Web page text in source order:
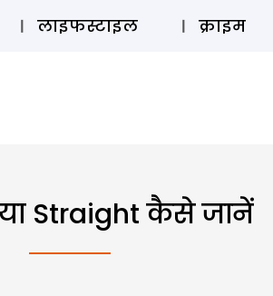
ऑडियो
लाइफस्टाइल क्राइम
Straight कैसे जानें